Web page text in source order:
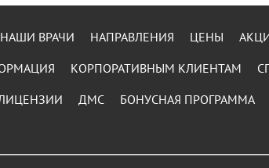
ЦЕНЫ
НАПРАВЛЕНИЯ
НАШИ ВРАЧИ
КОРПОРАТИВНЫМ КЛИЕНТАМ
БОНУСНАЯ ПРОГРАММА
ДМС